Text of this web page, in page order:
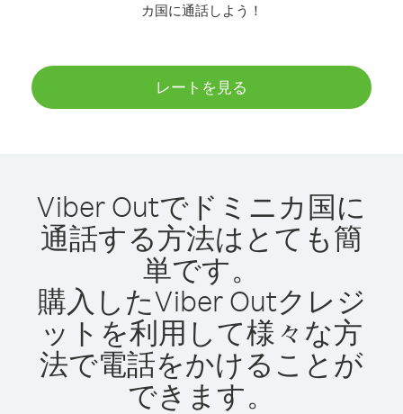
カ国に通話しよう！
レートを見る
Viber Outでドミニカ国に
通話する方法はとても簡
単です。
購入したViber Outクレジ
ットを利用して様々な方
法で電話をかけることが
できます。